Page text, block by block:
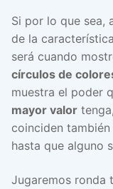
Si por lo que sea,
de la
será cuando
círculos de
muestra el poder
mayor valor tenga,
coinciden
hasta que alguno
Jugaremos ronda